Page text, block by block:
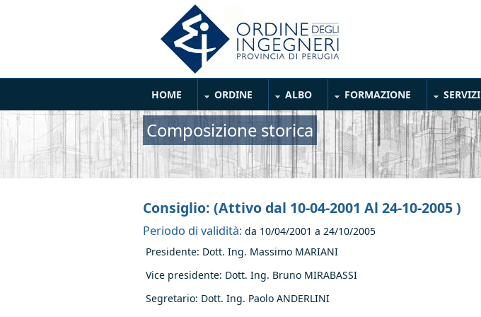
Main Menu
HOME ORDINE ALBO FORMAZIONE SERVIZI
Composizione storica
Consiglio: (Attivo dal 10-04-2001 Al 24-10-2005 )
Periodo di validità: da 10/04/2001 a 24/10/2005
Presidente: Dott. Ing. Massimo MARIANI
Vice presidente: Dott. Ing. Bruno MIRABASSI
Segretario: Dott. Ing. Paolo ANDERLINI